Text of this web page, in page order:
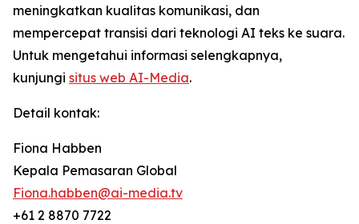
meningkatkan kualitas komunikasi, dan
mempercepat transisi dari teknologi AI teks ke suara.
Untuk mengetahui informasi selengkapnya,
kunjungi situs web AI-Media.
Detail kontak:
Fiona Habben
Kepala Pemasaran Global
Fiona.habben@ai-media.tv
+61 2 8870 7722